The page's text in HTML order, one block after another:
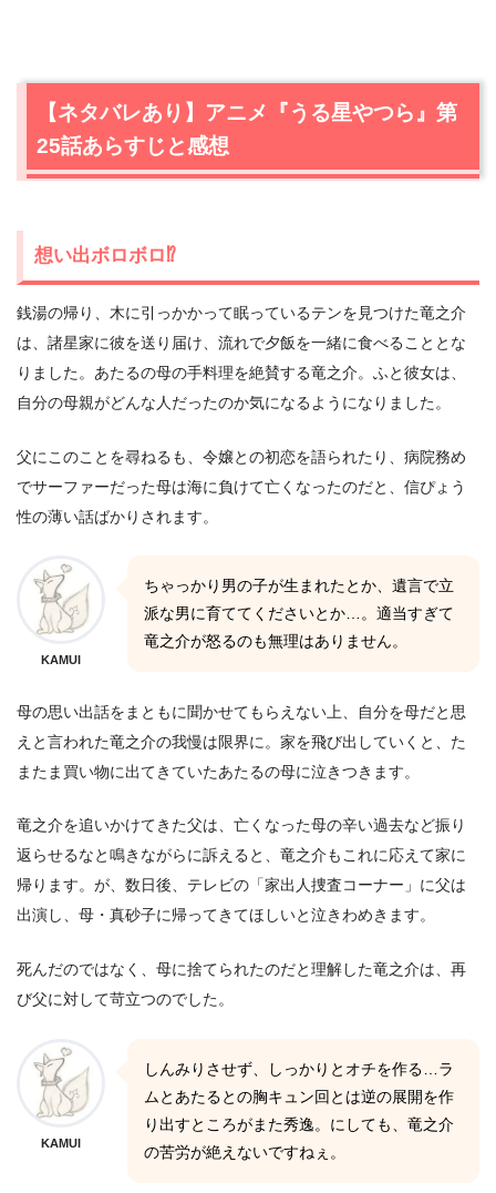
【ネタバレあり】アニメ『うる星やつら』第
25話あらすじと感想
想い出ボロボロ⁉
銭湯の帰り、木に引っかかって眠っているテンを見つけた竜之介
は、諸星家に彼を送り届け、流れで夕飯を一緒に食べることとな
りました。あたるの母の手料理を絶賛する竜之介。ふと彼女は、
自分の母親がどんな人だったのか気になるようになりました。
父にこのことを尋ねるも、令嬢との初恋を語られたり、病院務め
でサーファーだった母は海に負けて亡くなったのだと、信ぴょう
性の薄い話ばかりされます。
KAMUI
ちゃっかり男の子が生まれたとか、遺言で立
派な男に育ててくださいとか…。適当すぎて
竜之介が怒るのも無理はありません。
母の思い出話をまともに聞かせてもらえない上、自分を母だと思
えと言われた竜之介の我慢は限界に。家を飛び出していくと、た
またま買い物に出てきていたあたるの母に泣きつきます。
竜之介を追いかけてきた父は、亡くなった母の辛い過去など振り
返らせるなと鳴きながらに訴えると、竜之介もこれに応えて家に
帰ります。が、数日後、テレビの「家出人捜査コーナー」に父は
出演し、母・真砂子に帰ってきてほしいと泣きわめきます。
死んだのではなく、母に捨てられたのだと理解した竜之介は、再
び父に対して苛立つのでした。
KAMUI
しんみりさせず、しっかりとオチを作る…ラ
ムとあたるとの胸キュン回とは逆の展開を作
り出すところがまた秀逸。にしても、竜之介
の苦労が絶えないですねぇ。